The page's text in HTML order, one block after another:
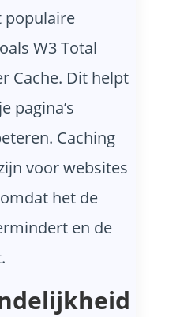
populaire
W3 Total
Cache. Dit helpt
pagina’s
Caching
voor websites
het de
en de